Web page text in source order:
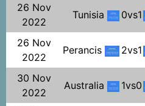
26 Nov
2022
Tunisia 0vs1
26 Nov
2022
Perancis 2vs1
30 Nov
2022
Australia 1vs0